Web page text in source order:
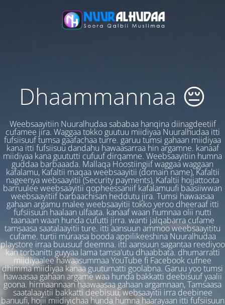
Dhaammannaa 😔
Weebsaayitiin Nuuralhudaa sababaa hanqina diinagdeetiif
cufamee jira. Waggaa tokko guutuu miidiyaa Nuuralhudaa itti
fufsiisuuf tumsa gaafachaa turre. garuu tumsi gahaan miidiyaa
kana itti fufsiisuu dandahu hawaasarraa hin argamne. kanaaf
miidiyaa kana guututti cufuuf dirqamne. Weebsaayitiin humna
guddaa barbaaada. Mallaqa Hoostiingiif waggaa waggaan
kafalamu, Kafaltii maqaa weebsaayitii (domain name), Kafaltii
nageenya websaayitii (Security payments), Kafaltii hojjattoota
barruulee weebsaayitii qopheessaniif kafalamuufi baasiiwwan
weebsaayitiif barbaachisan heddutu jira. Tumsi hawaasaa
gahaan argamu malee weebsaayitii tokko yeroo dheeraaf itti
fufsiisuun haalaan ulfaata. kanaaf waan humnaa olii nutti
taanaan waan hunda cufutti jirra. wanti jalqabarra cufame
tamsaasa saatalaayitii ture. itti aansuun ammoo weebsaayititu
cufame. turtii muraasa booda appilikeeshina Nuuralhudaa
playstore irraa buusuuf deemna. itti aansuun sagantaa reediyoo
kan torbanitti guyyaa lama tamsa'utu dhaabbata. dhumarratti
miidiyaalee hawaasummaa YouTube fi Facebook cufnee
dhimma miidiyaa kanaa guutumatti goolabna. Garuu yoo tumsi
hawaasaa gahaan argame waa hunda bakkatti deebisuuf yaalii
goona. hirmaannaan haawaasaa gahaan argamnaan, Tamsaasa
saatalaayitii bakkatti deebisuu, websaayitii irra deebinee
banuufi, hojii miidiyichaa hunda humna haarayaan itti fufsiisuun